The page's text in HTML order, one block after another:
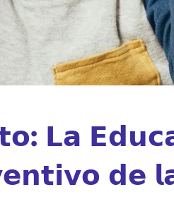
𝗟𝗮
𝗱𝗲